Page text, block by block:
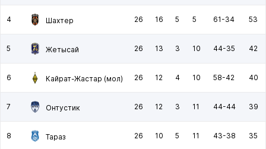
4 Шахтер 26 16 5 5 61-34 53
5 Жетысай 26 13 3 10 44-35 42
6 Кайрат-Жастар (мол) 26 12 4 10 58-42 40
7 Онтустик 26 12 3 11 44-44 39
8 Тараз 26 10 5 11 43-38 35